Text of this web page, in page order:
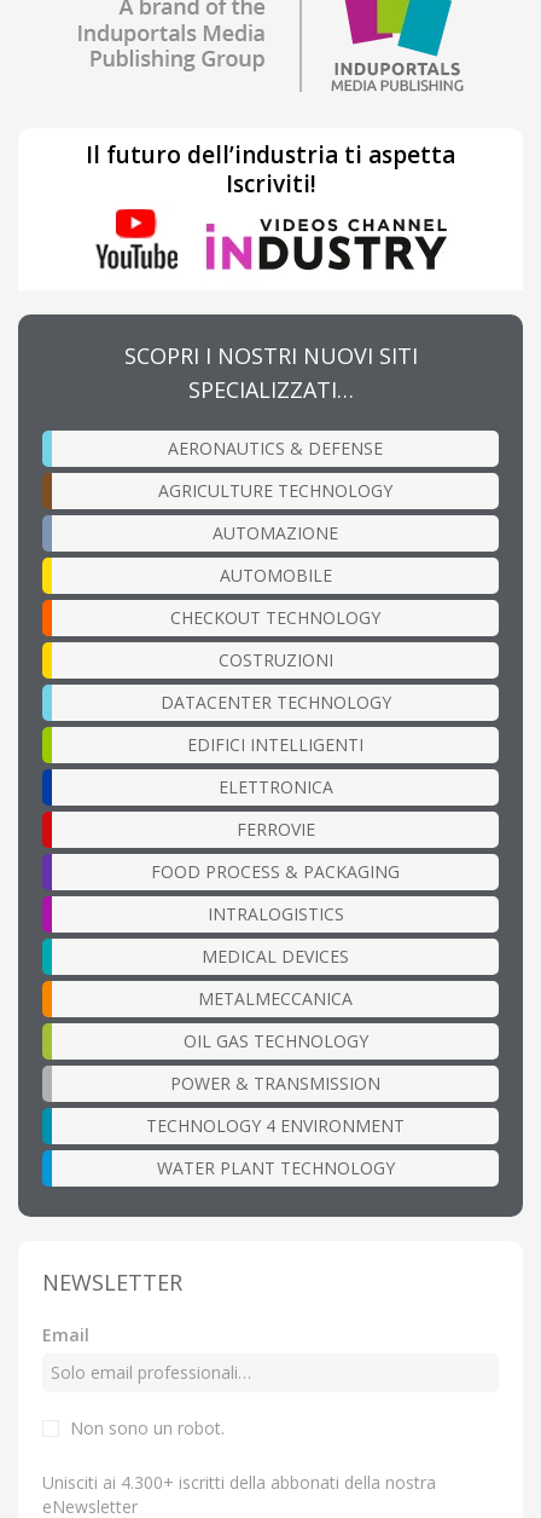
Il futuro dell’industria ti aspetta
Iscriviti!
SCOPRI I NOSTRI NUOVI SITI
SPECIALIZZATI…
AERONAUTICS & DEFENSE
AGRICULTURE TECHNOLOGY
AUTOMAZIONE
AUTOMOBILE
CHECKOUT TECHNOLOGY
COSTRUZIONI
DATACENTER TECHNOLOGY
EDIFICI INTELLIGENTI
ELETTRONICA
FERROVIE
FOOD PROCESS & PACKAGING
INTRALOGISTICS
MEDICAL DEVICES
METALMECCANICA
OIL GAS TECHNOLOGY
POWER & TRANSMISSION
TECHNOLOGY 4 ENVIRONMENT
WATER PLANT TECHNOLOGY
NEWSLETTER
Email
Non sono un robot.
Unisciti ai 4.300+ iscritti della abbonati della nostra
eNewsletter